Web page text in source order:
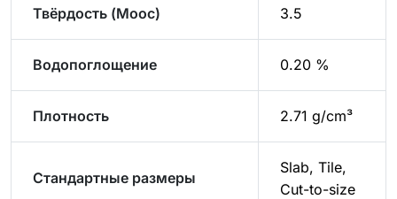
Твёрдость (Моос) 3.5
Водопоглощение 0.20 %
Плотность 2.71 g/cm³
Стандартные размеры
Slab, Tile,
Cut-to-size